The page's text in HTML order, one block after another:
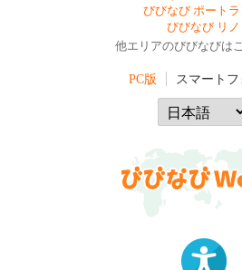
びびなび ポートラ
びびなび リノ
他エリアのびびなびは
PC版 スマート